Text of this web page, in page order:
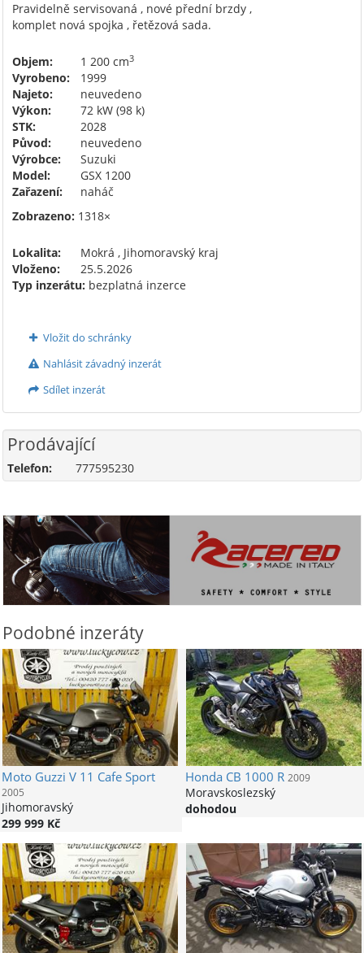
Pravidelně servisovaná , nové přední brzdy ,
komplet nová spojka , řetězová sada.
Objem: 1 200 cm3
Vyrobeno:
1999
Najeto:
neuvedeno
Výkon:
72 kW (98 k)
STK:
2028
Původ:
neuvedeno
Výrobce:
Suzuki
Model:
GSX 1200
Zařazení:
naháč
Zobrazeno: 1318×
Lokalita:
Mokrá , Jihomoravský kraj
Vloženo:
25.5.2026
Typ inzerátu: bezplatná inzerce
Vložit do schránky
Nahlásit závadný inzerát
Sdílet inzerát
Prodávající
Telefon: 777595230
Podobné inzeráty
Moto Guzzi V 11 Cafe Sport
2005
Jihomoravský
299 999 Kč
HondaCB 1000 R 2009
Moravskoslezský
dohodou